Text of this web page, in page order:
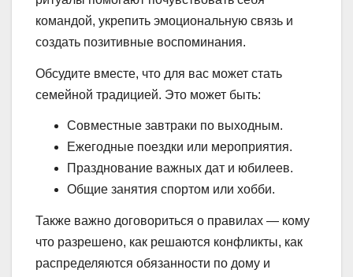
командой, укрепить эмоциональную связь и
создать позитивные воспоминания.
Обсудите вместе, что для вас может стать
семейной традицией. Это может быть:
Совместные завтраки по выходным.
Ежегодные поездки или мероприятия.
Празднование важных дат и юбилеев.
Общие занятия спортом или хобби.
Также важно договориться о правилах — кому
что разрешено, как решаются конфликты, как
распределяются обязанности по дому и